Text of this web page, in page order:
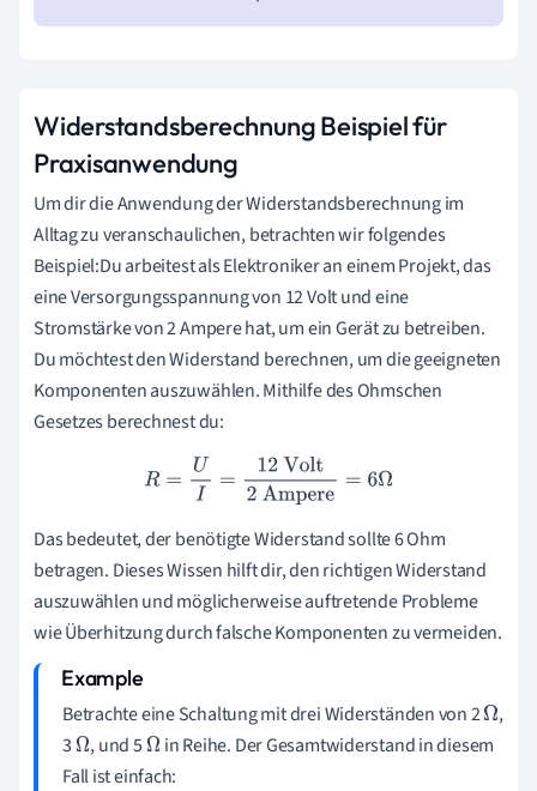
Widerstandsberechnung Beispiel für
Praxisanwendung
Um dir die Anwendung der Widerstandsberechnung im
Alltag zu veranschaulichen, betrachten wir folgendes
Beispiel:Du arbeitest als Elektroniker an einem Projekt, das
eine Versorgungsspannung von 12 Volt und eine
Stromstärke von 2 Ampere hat, um ein Gerät zu betreiben.
Du möchtest den Widerstand berechnen, um die geeigneten
Komponenten auszuwählen. Mithilfe des Ohmschen
Gesetzes berechnest du:
R= UI= 12Volt2Ampere =6Ω
Das bedeutet, der benötigte Widerstand sollte 6 Ohm
betragen. Dieses Wissen hilft dir, den richtigen Widerstand
auszuwählen und möglicherweise auftretende Probleme
wie Überhitzung durch falsche Komponenten zu vermeiden.
Betrachte eine Schaltung mit drei Widerständen von 2Ω,
3Ω, und 5Ω in Reihe. Der Gesamtwiderstand in diesem
Fall ist einfach: